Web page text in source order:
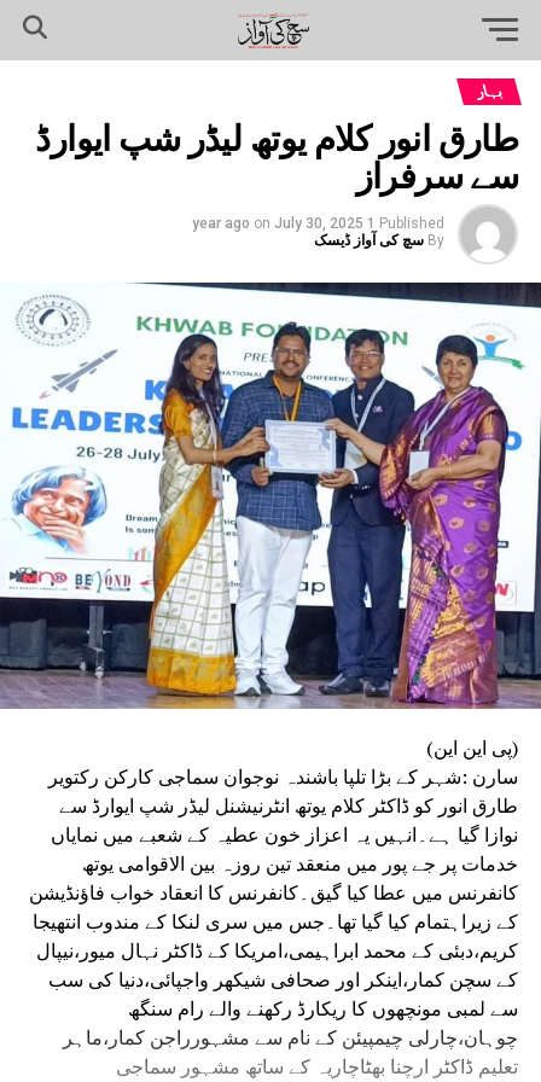
بہار
طارق انور کلام یوتھ لیڈر شپ ایوارڈ
سے سرفراز
Published
1 year ago
on July 30, 2025
By سچ کی آواز ڈیسک
(پی این این)
سارن :شہر کے بڑا تلپا باشندہ نوجوان سماجی کارکن رکتویر
طارق انور کو ڈاکٹر کلام یوتھ انٹرنیشنل لیڈر شپ ایوارڈ سے
نوازا گیا ہے۔انہیں یہ اعزاز خون عطیہ کے شعبے میں نمایاں
خدمات پر جے پور میں منعقد تین روزہ بین الاقوامی یوتھ
کانفرنس میں عطا کیا گیق۔کانفرنس کا انعقاد خواب فاؤنڈیشن
کے زیراہتمام کیا گیا تھا۔جس میں سری لنکا کے مندوب انتھیجا
کریم،دبئی کے محمد ابراہیمی،امریکا کے ڈاکٹر نہال میور،نیپال
کے سچن کمار،اینکر اور صحافی شیکھر واجپائی،دنیا کی سب
سے لمبی مونچھوں کا ریکارڈ رکھنے والے رام سنگھ
چوہان،چارلی چیمپیئن کے نام سے مشہورراجن کمار،ماہر
تعلیم ڈاکٹر ارچنا بھٹاچاریہ کے ساتھ مشہور سماجی